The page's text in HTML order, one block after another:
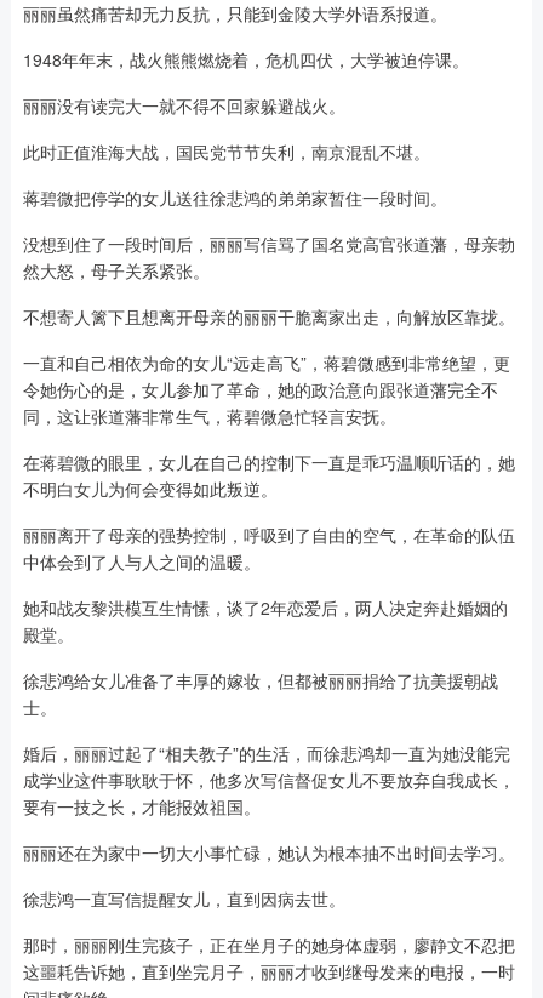
丽丽虽然痛苦却无力反抗，只能到金陵大学外语系报道。
1948年年末，战火熊熊燃烧着，危机四伏，大学被迫停课。
丽丽没有读完大一就不得不回家躲避战火。
此时正值淮海大战，国民党节节失利，南京混乱不堪。
蒋碧微把停学的女儿送往徐悲鸿的弟弟家暂住一段时间。
没想到住了一段时间后，丽丽写信骂了国名党高官张道藩，母亲勃
然大怒，母子关系紧张。
不想寄人篱下且想离开母亲的丽丽干脆离家出走，向解放区靠拢。
一直和自己相依为命的女儿“远走高飞”，蒋碧微感到非常绝望，更
令她伤心的是，女儿参加了革命，她的政治意向跟张道藩完全不
同，这让张道藩非常生气，蒋碧微急忙轻言安抚。
在蒋碧微的眼里，女儿在自己的控制下一直是乖巧温顺听话的，她
不明白女儿为何会变得如此叛逆。
丽丽离开了母亲的强势控制，呼吸到了自由的空气，在革命的队伍
中体会到了人与人之间的温暖。
她和战友黎洪模互生情愫，谈了2年恋爱后，两人决定奔赴婚姻的
殿堂。
徐悲鸿给女儿准备了丰厚的嫁妆，但都被丽丽捐给了抗美援朝战
士。
婚后，丽丽过起了“相夫教子”的生活，而徐悲鸿却一直为她没能完
成学业这件事耿耿于怀，他多次写信督促女儿不要放弃自我成长，
要有一技之长，才能报效祖国。
丽丽还在为家中一切大小事忙碌，她认为根本抽不出时间去学习。
徐悲鸿一直写信提醒女儿，直到因病去世。
那时，丽丽刚生完孩子，正在坐月子的她身体虚弱，廖静文不忍把
这噩耗告诉她，直到坐完月子，丽丽才收到继母发来的电报，一时